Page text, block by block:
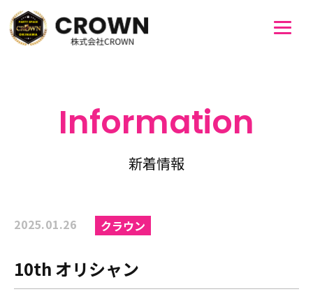
Information
新着情報
2025.01.26 クラウン
10th オリシャン